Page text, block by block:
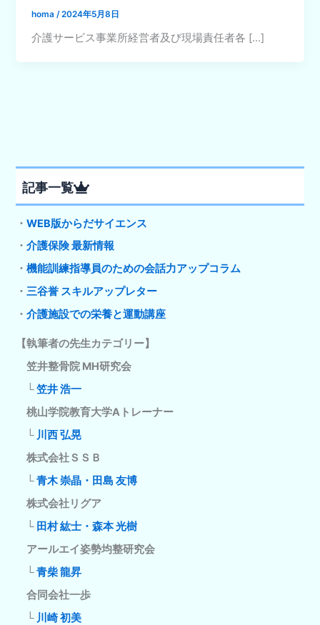
homa/2024年5月8日
介護サービス事業所経営者及び現場責任者各 […]
記事一覧
・WEB版からだサイエンス
・介護保険 最新情報
・機能訓練指導員のための会話力アップコラム
・三谷誉 スキルアップレター
・介護施設での栄養と運動講座
【執筆者の先生カテゴリー】
笠井整骨院 MH研究会
└笠井 浩一
桃山学院教育大学Aトレーナー
└ 川西 弘晃
株式会社ＳＳＢ
└青木 崇晶・田島 友博
株式会社リグア
└ 田村 紘士・森本 光樹
アールエイ姿勢均整研究会
└青柴 龍昇
合同会社一歩
└ 川崎 初美